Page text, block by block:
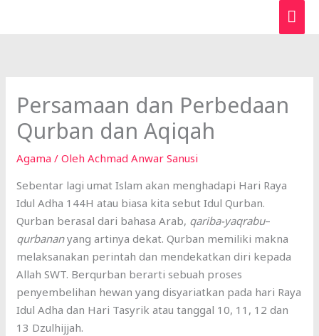
Persamaan dan Perbedaan
Qurban dan Aqiqah
Agama / OlehAchmad Anwar Sanusi
Sebentar lagi umat Islam akan menghadapi Hari Raya
Idul Adha 144H atau biasa kita sebut Idul Qurban.
Qurban berasal dari bahasa Arab, qariba-yaqrabu–
qurbananyang artinya dekat. Qurban memiliki makna
melaksanakan perintah dan mendekatkan diri kepada
Allah SWT. Berqurban berarti sebuah proses
penyembelihan hewan yang disyariatkan pada hari Raya
Idul Adha dan Hari Tasyrik atau tanggal 10, 11, 12 dan
13 Dzulhijjah.